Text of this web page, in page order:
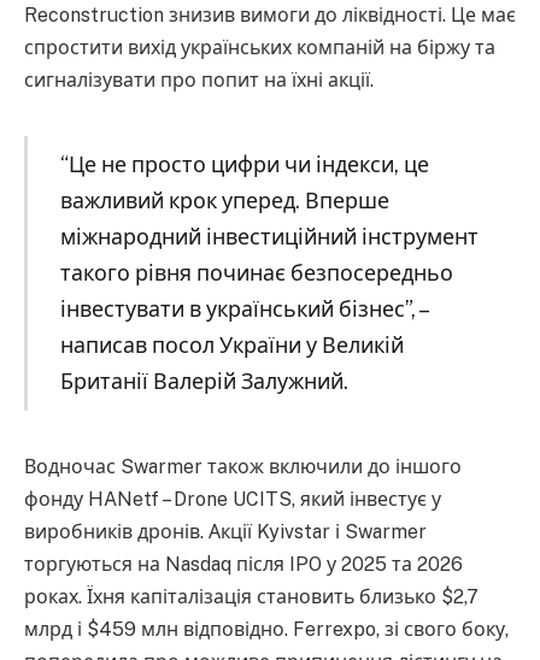
Reconstruction знизив вимоги до ліквідності. Це має
спростити вихід українських компаній на біржу та
сигналізувати про попит на їхні акції.
“Це не просто цифри чи індекси, це
важливий крок уперед. Вперше
міжнародний інвестиційний інструмент
такого рівня починає безпосередньо
інвестувати в український бізнес”, –
написав посол України у Великій
Британії Валерій Залужний.
Водночас Swarmer також включили до іншого
фонду HANetf – Drone UCITS, який інвестує у
виробників дронів. Акції Kyivstar і Swarmer
торгуються на Nasdaq після IPO у 2025 та 2026
роках. Їхня капіталізація становить близько $2,7
млрд і $459 млн відповідно. Ferrexpo, зі свого боку,